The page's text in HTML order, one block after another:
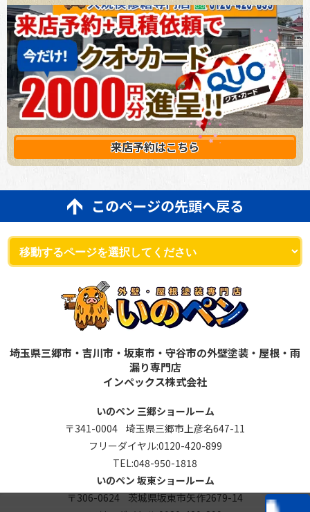
来店予約はこちら
このページの先頭へ戻る
埼玉県三郷市・吉川市・坂東市・守谷市の外壁塗装・屋根・雨
漏り専門店
インペックス株式会社
いのペン 三郷ショールーム
〒341-0004 埼玉県三郷市上彦名647-11
フリーダイヤル:0120-420-899
TEL:048-950-1818
いのペン 坂東ショールーム
〒306-0624 茨城県坂東市矢作2679-14